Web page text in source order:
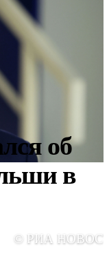
об
в
© РИА